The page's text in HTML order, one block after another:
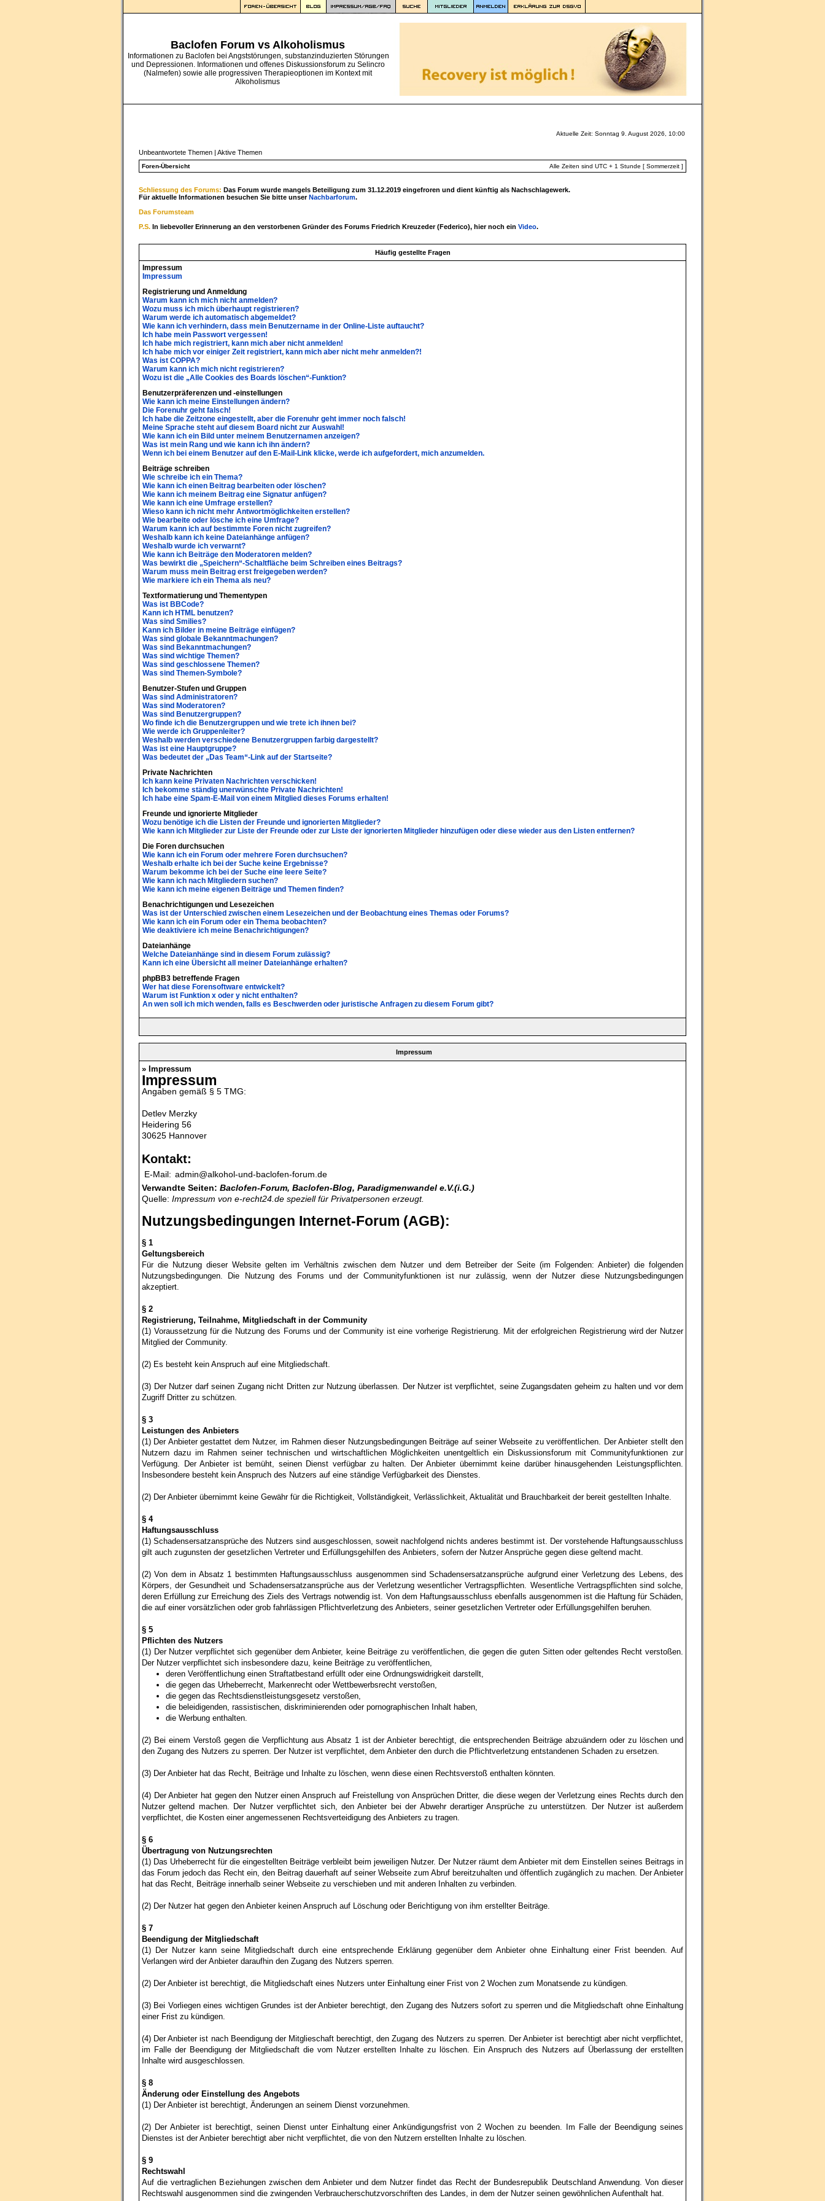
Baclofen Forum vs Alkoholismus
Informationen zu Baclofen bei Angststörungen, substanzinduzierten Störungen
und Depressionen. Informationen und offenes Diskussionsforum zu Selincro
(Nalmefen) sowie alle progressiven Therapieoptionen im Kontext mit
Alkoholismus
Aktuelle Zeit: Sonntag 9. August 2026, 10:00
Unbeantwortete Themen | Aktive Themen
Foren-Übersicht Alle Zeiten sind UTC + 1 Stunde [ Sommerzeit ]
Schliessung des Forums: Das Forum wurde mangels Beteiligung zum 31.12.2019 eingefroren und dient künftig als Nachschlagewerk.
Für aktuelle Informationen besuchen Sie bitte unserNachbarforum.
Das Forumsteam
P.S. In liebevoller Erinnerung an den verstorbenen Gründer des Forums Friedrich Kreuzeder (Federico), hier noch ein Video.
Häufig gestellte Fragen
Impressum
Impressum
Registrierung und Anmeldung
Warum kann ich mich nicht anmelden?
Wozu muss ich mich überhaupt registrieren?
Warum werde ich automatisch abgemeldet?
Wie kann ich verhindern, dass mein Benutzername in der Online-Liste auftaucht?
Ich habe mein Passwort vergessen!
Ich habe mich registriert, kann mich aber nicht anmelden!
Ich habe mich vor einiger Zeit registriert, kann mich aber nicht mehr anmelden?!
Was ist COPPA?
Warum kann ich mich nicht registrieren?
Wozu ist die „Alle Cookies des Boards löschen“-Funktion?
Benutzerpräferenzen und -einstellungen
Wie kann ich meine Einstellungen ändern?
Die Forenuhr geht falsch!
Ich habe die Zeitzone eingestellt, aber die Forenuhr geht immer noch falsch!
Meine Sprache steht auf diesem Board nicht zur Auswahl!
Wie kann ich ein Bild unter meinem Benutzernamen anzeigen?
Was ist mein Rang und wie kann ich ihn ändern?
Wenn ich bei einem Benutzer auf den E-Mail-Link klicke, werde ich aufgefordert, mich anzumelden.
Beiträge schreiben
Wie schreibe ich ein Thema?
Wie kann ich einen Beitrag bearbeiten oder löschen?
Wie kann ich meinem Beitrag eine Signatur anfügen?
Wie kann ich eine Umfrage erstellen?
Wieso kann ich nicht mehr Antwortmöglichkeiten erstellen?
Wie bearbeite oder lösche ich eine Umfrage?
Warum kann ich auf bestimmte Foren nicht zugreifen?
Weshalb kann ich keine Dateianhänge anfügen?
Weshalb wurde ich verwarnt?
Wie kann ich Beiträge den Moderatoren melden?
Was bewirkt die „Speichern“-Schaltfläche beim Schreiben eines Beitrags?
Warum muss mein Beitrag erst freigegeben werden?
Wie markiere ich ein Thema als neu?
Textformatierung und Thementypen
Was ist BBCode?
Kann ich HTML benutzen?
Was sind Smilies?
Kann ich Bilder in meine Beiträge einfügen?
Was sind globale Bekanntmachungen?
Was sind Bekanntmachungen?
Was sind wichtige Themen?
Was sind geschlossene Themen?
Was sind Themen-Symbole?
Benutzer-Stufen und Gruppen
Was sind Administratoren?
Was sind Moderatoren?
Was sind Benutzergruppen?
Wo finde ich die Benutzergruppen und wie trete ich ihnen bei?
Wie werde ich Gruppenleiter?
Weshalb werden verschiedene Benutzergruppen farbig dargestellt?
Was ist eine Hauptgruppe?
Was bedeutet der „Das Team“-Link auf der Startseite?
Private Nachrichten
Ich kann keine Privaten Nachrichten verschicken!
Ich bekomme ständig unerwünschte Private Nachrichten!
Ich habe eine Spam-E-Mail von einem Mitglied dieses Forums erhalten!
Freunde und ignorierte Mitglieder
Wozu benötige ich die Listen der Freunde und ignorierten Mitglieder?
Wie kann ich Mitglieder zur Liste der Freunde oder zur Liste der ignorierten Mitglieder hinzufügen oder diese wieder aus den Listen entfernen?
Die Foren durchsuchen
Wie kann ich ein Forum oder mehrere Foren durchsuchen?
Weshalb erhalte ich bei der Suche keine Ergebnisse?
Warum bekomme ich bei der Suche eine leere Seite?
Wie kann ich nach Mitgliedern suchen?
Wie kann ich meine eigenen Beiträge und Themen finden?
Benachrichtigungen und Lesezeichen
Was ist der Unterschied zwischen einem Lesezeichen und der Beobachtung eines Themas oder Forums?
Wie kann ich ein Forum oder ein Thema beobachten?
Wie deaktiviere ich meine Benachrichtigungen?
Dateianhänge
Welche Dateianhänge sind in diesem Forum zulässig?
Kann ich eine Übersicht all meiner Dateianhänge erhalten?
phpBB3 betreffende Fragen
Wer hat diese Forensoftware entwickelt?
Warum ist Funktion x oder y nicht enthalten?
An wen soll ich mich wenden, falls es Beschwerden oder juristische Anfragen zu diesem Forum gibt?
Impressum
» Impressum
Impressum
Angaben gemäß § 5 TMG:
Detlev Merzky
Heidering 56
30625 Hannover
Kontakt:
E-Mail: admin@alkohol-und-baclofen-forum.de
Verwandte Seiten: Baclofen-Forum, Baclofen-Blog, Paradigmenwandel e.V.(i.G.)
Quelle: Impressum von e-recht24.de speziell für Privatpersonen erzeugt.
Nutzungsbedingungen Internet-Forum (AGB):
§ 1
Geltungsbereich
Für die Nutzung dieser Website gelten im Verhältnis zwischen dem Nutzer und dem Betreiber der Seite (im Folgenden: Anbieter) die folgenden
Nutzungsbedingungen. Die Nutzung des Forums und der Communityfunktionen ist nur zulässig, wenn der Nutzer diese Nutzungsbedingungen
akzeptiert.
§ 2
Registrierung, Teilnahme, Mitgliedschaft in der Community
(1) Voraussetzung für die Nutzung des Forums und der Community ist eine vorherige Registrierung. Mit der erfolgreichen Registrierung wird der Nutzer
Mitglied der Community.
(2) Es besteht kein Anspruch auf eine Mitgliedschaft.
(3) Der Nutzer darf seinen Zugang nicht Dritten zur Nutzung überlassen. Der Nutzer ist verpflichtet, seine Zugangsdaten geheim zu halten und vor dem
Zugriff Dritter zu schützen.
§ 3
Leistungen des Anbieters
(1) Der Anbieter gestattet dem Nutzer, im Rahmen dieser Nutzungsbedingungen Beiträge auf seiner Webseite zu veröffentlichen. Der Anbieter stellt den
Nutzern dazu im Rahmen seiner technischen und wirtschaftlichen Möglichkeiten unentgeltlich ein Diskussionsforum mit Communityfunktionen zur
Verfügung. Der Anbieter ist bemüht, seinen Dienst verfügbar zu halten. Der Anbieter übernimmt keine darüber hinausgehenden Leistungspflichten.
Insbesondere besteht kein Anspruch des Nutzers auf eine ständige Verfügbarkeit des Dienstes.
(2) Der Anbieter übernimmt keine Gewähr für die Richtigkeit, Vollständigkeit, Verlässlichkeit, Aktualität und Brauchbarkeit der bereit gestellten Inhalte.
§ 4
Haftungsausschluss
(1) Schadensersatzansprüche des Nutzers sind ausgeschlossen, soweit nachfolgend nichts anderes bestimmt ist. Der vorstehende Haftungsausschluss
gilt auch zugunsten der gesetzlichen Vertreter und Erfüllungsgehilfen des Anbieters, sofern der Nutzer Ansprüche gegen diese geltend macht.
(2) Von dem in Absatz 1 bestimmten Haftungsausschluss ausgenommen sind Schadensersatzansprüche aufgrund einer Verletzung des Lebens, des
Körpers, der Gesundheit und Schadensersatzansprüche aus der Verletzung wesentlicher Vertragspflichten. Wesentliche Vertragspflichten sind solche,
deren Erfüllung zur Erreichung des Ziels des Vertrags notwendig ist. Von dem Haftungsausschluss ebenfalls ausgenommen ist die Haftung für Schäden,
die auf einer vorsätzlichen oder grob fahrlässigen Pflichtverletzung des Anbieters, seiner gesetzlichen Vertreter oder Erfüllungsgehilfen beruhen.
§ 5
Pflichten des Nutzers
(1) Der Nutzer verpflichtet sich gegenüber dem Anbieter, keine Beiträge zu veröffentlichen, die gegen die guten Sitten oder geltendes Recht verstoßen.
Der Nutzer verpflichtet sich insbesondere dazu, keine Beiträge zu veröffentlichen,
deren Veröffentlichung einen Straftatbestand erfüllt oder eine Ordnungswidrigkeit darstellt,
die gegen das Urheberrecht, Markenrecht oder Wettbewerbsrecht verstoßen,
die gegen das Rechtsdienstleistungsgesetz verstoßen,
die beleidigenden, rassistischen, diskriminierenden oder pornographischen Inhalt haben,
die Werbung enthalten.
(2) Bei einem Verstoß gegen die Verpflichtung aus Absatz 1 ist der Anbieter berechtigt, die entsprechenden Beiträge abzuändern oder zu löschen und
den Zugang des Nutzers zu sperren. Der Nutzer ist verpflichtet, dem Anbieter den durch die Pflichtverletzung entstandenen Schaden zu ersetzen.
(3) Der Anbieter hat das Recht, Beiträge und Inhalte zu löschen, wenn diese einen Rechtsverstoß enthalten könnten.
(4) Der Anbieter hat gegen den Nutzer einen Anspruch auf Freistellung von Ansprüchen Dritter, die diese wegen der Verletzung eines Rechts durch den
Nutzer geltend machen. Der Nutzer verpflichtet sich, den Anbieter bei der Abwehr derartiger Ansprüche zu unterstützen. Der Nutzer ist außerdem
verpflichtet, die Kosten einer angemessenen Rechtsverteidigung des Anbieters zu tragen.
§ 6
Übertragung von Nutzungsrechten
(1) Das Urheberrecht für die eingestellten Beiträge verbleibt beim jeweiligen Nutzer. Der Nutzer räumt dem Anbieter mit dem Einstellen seines Beitrags in
das Forum jedoch das Recht ein, den Beitrag dauerhaft auf seiner Webseite zum Abruf bereitzuhalten und öffentlich zugänglich zu machen. Der Anbieter
hat das Recht, Beiträge innerhalb seiner Webseite zu verschieben und mit anderen Inhalten zu verbinden.
(2) Der Nutzer hat gegen den Anbieter keinen Anspruch auf Löschung oder Berichtigung von ihm erstellter Beiträge.
§ 7
Beendigung der Mitgliedschaft
(1) Der Nutzer kann seine Mitgliedschaft durch eine entsprechende Erklärung gegenüber dem Anbieter ohne Einhaltung einer Frist beenden. Auf
Verlangen wird der Anbieter daraufhin den Zugang des Nutzers sperren.
(2) Der Anbieter ist berechtigt, die Mitgliedschaft eines Nutzers unter Einhaltung einer Frist von 2 Wochen zum Monatsende zu kündigen.
(3) Bei Vorliegen eines wichtigen Grundes ist der Anbieter berechtigt, den Zugang des Nutzers sofort zu sperren und die Mitgliedschaft ohne Einhaltung
einer Frist zu kündigen.
(4) Der Anbieter ist nach Beendigung der Mitglieschaft berechtigt, den Zugang des Nutzers zu sperren. Der Anbieter ist berechtigt aber nicht verpflichtet,
im Falle der Beendigung der Mitgliedschaft die vom Nutzer erstellten Inhalte zu löschen. Ein Anspruch des Nutzers auf Überlassung der erstellten
Inhalte wird ausgeschlossen.
§ 8
Änderung oder Einstellung des Angebots
(1) Der Anbieter ist berechtigt, Änderungen an seinem Dienst vorzunehmen.
(2) Der Anbieter ist berechtigt, seinen Dienst unter Einhaltung einer Ankündigungsfrist von 2 Wochen zu beenden. Im Falle der Beendigung seines
Dienstes ist der Anbieter berechtigt aber nicht verpflichtet, die von den Nutzern erstellten Inhalte zu löschen.
§ 9
Rechtswahl
Auf die vertraglichen Beziehungen zwischen dem Anbieter und dem Nutzer findet das Recht der Bundesrepublik Deutschland Anwendung. Von dieser
Rechtswahl ausgenommen sind die zwingenden Verbraucherschutzvorschriften des Landes, in dem der Nutzer seinen gewöhnlichen Aufenthalt hat.